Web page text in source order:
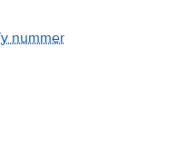
nummer